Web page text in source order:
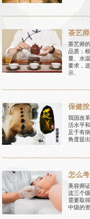
茶艺
茶艺师
品质；
量、水
要求，
示、
保健
哪些
我国改
活水平
足于有
角度提
怎么
些
美容师
这三个
需要取
中级的